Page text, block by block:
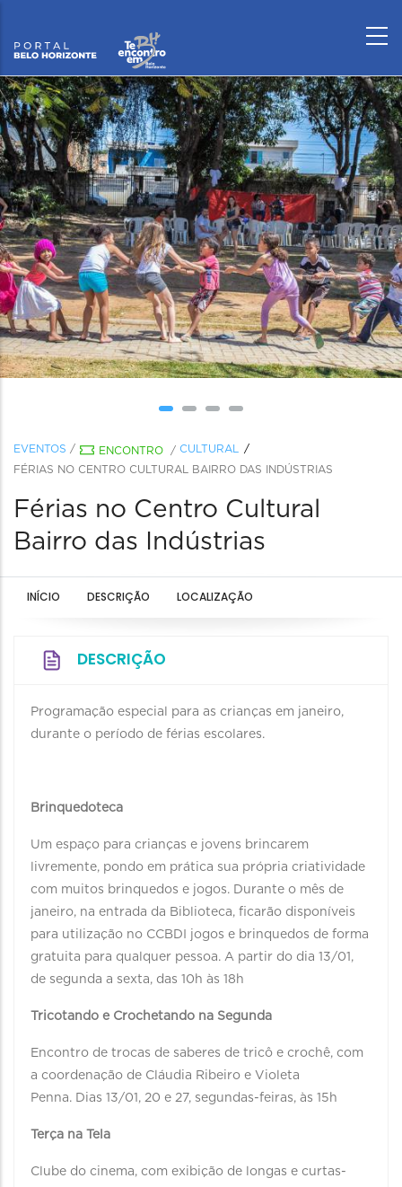
EVENTOS / ENCONTRO / CULTURAL
FÉRIAS NO CENTRO CULTURAL BAIRRO DAS INDÚSTRIAS
Férias no Centro Cultural
Bairro das Indústrias
INÍCIO DESCRIÇÃO LOCALIZAÇÃO
DESCRIÇÃO
Programação especial para as crianças em janeiro,
durante o período de férias escolares.
Brinquedoteca
Um espaço para crianças e jovens brincarem
livremente, pondo em prática sua própria criatividade
com muitos brinquedos e jogos. Durante o mês de
janeiro, na entrada da Biblioteca, ficarão disponíveis
para utilização no CCBDI jogos e brinquedos de forma
gratuita para qualquer pessoa. A partir do dia 13/01,
de segunda a sexta, das 10h às 18h
Tricotando e Crochetando na Segunda
Encontro de trocas de saberes de tricô e crochê, com
a coordenação de Cláudia Ribeiro e Violeta
Penna. Dias 13/01, 20 e 27, segundas-feiras, às 15h
Terça na Tela
Clube do cinema, com exibição de longas e curtas-